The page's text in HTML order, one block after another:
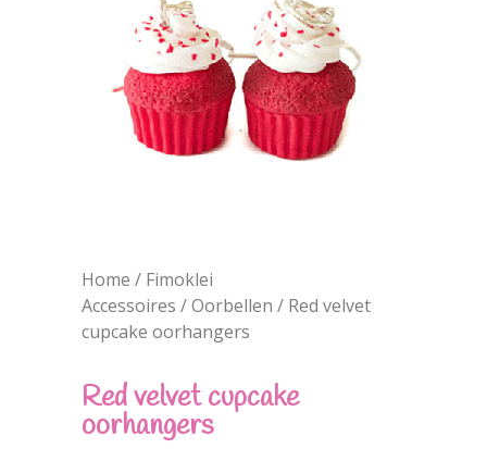
Home / Fimoklei
Accessoires /Oorbellen / Red velvet
cupcake oorhangers
Red velvet cupcake
oorhangers